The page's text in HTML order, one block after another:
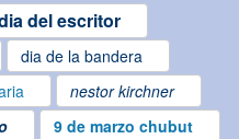
del escritor
dia de la bandera
nestor kirchner
9 de marzo chubut